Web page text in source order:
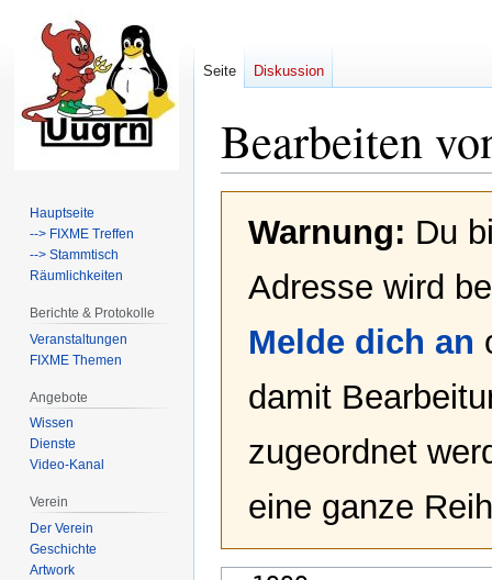
Bearbeiten
Navigation
SucheWarnung: Du
Adresse wird
Melde dich an
damit
zugeordnet
eine ganze
Seite Diskussion
Hauptseite
--> FIXME Treffen
--> Stammtisch
Räumlichkeiten
Berichte & Protokolle
Veranstaltungen
FIXME Themen
Angebote
Wissen
Dienste
Video-Kanal
Verein
Der Verein
Geschichte
Artwork